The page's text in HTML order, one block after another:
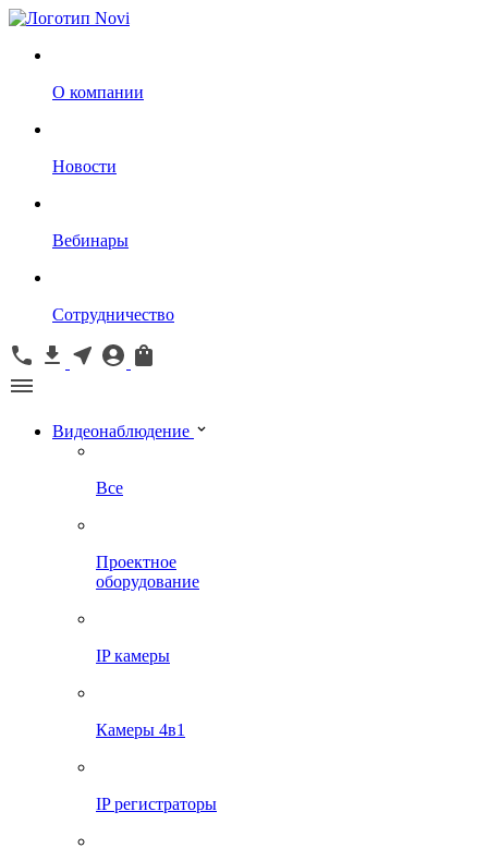
О компании
Новости
Вебинары
Сотрудничество
Видеонаблюдение
Все
Проектное
оборудование
IP камеры
Камеры 4в1
IP регистраторы